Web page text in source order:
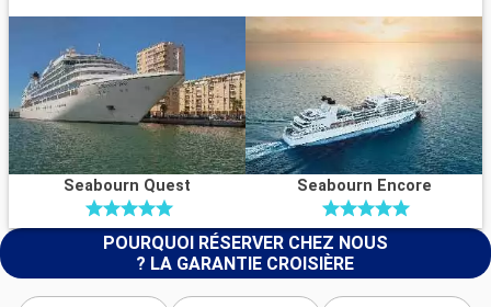
Seabourn Quest Seabourn Encore
POURQUOI RÉSERVER CHEZ NOUS
? LA GARANTIE CROISIÈRE